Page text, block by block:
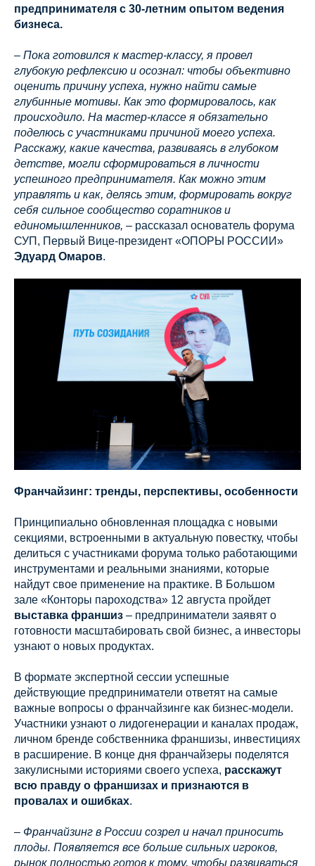
предпринимателя с 30-летним опытом ведения
бизнеса.
– Пока готовился к мастер-классу, я провел
глубокую рефлексию и осознал: чтобы объективно
оценить причину успеха, нужно найти самые
глубинные мотивы. Как это формировалось, как
происходило. На мастер-классе я обязательно
поделюсь с участниками причиной моего успеха.
Расскажу, какие качества, развиваясь в глубоком
детстве, могли сформироваться в личности
успешного предпринимателя. Как можно этим
управлять и как, делясь этим, формировать вокруг
себя сильное сообщество соратников и
единомышленников, – рассказал основатель форума
СУП, Первый Вице-президент «ОПОРЫ РОССИИ»
Эдуард Омаров.
Франчайзинг: тренды, перспективы, особенности
Принципиально обновленная площадка с новыми
секциями, встроенными в актуальную повестку, чтобы
делиться с участниками форума только работающими
инструментами и реальными знаниями, которые
найдут свое применение на практике. В Большом
зале «Конторы пароходства» 12 августа пройдет
выставка франшиз – предприниматели заявят о
готовности масштабировать свой бизнес, а инвесторы
узнают о новых продуктах.
В формате экспертной сессии успешные
действующие предприниматели ответят на самые
важные вопросы о франчайзинге как бизнес-модели.
Участники узнают о лидогенерации и каналах продаж,
личном бренде собственника франшизы, инвестициях
в расширение. В конце дня франчайзеры поделятся
закулисными историями своего успеха, расскажут
всю правду о франшизах и признаются в
провалах и ошибках.
– Франчайзинг в России созрел и начал приносить
плоды. Появляется все больше сильных игроков,
рынок полностью готов к тому, чтобы развиваться